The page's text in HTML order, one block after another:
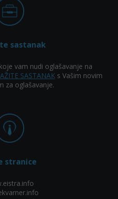
sastanak
vam nudi oglašavanje na
SASTANAKs Vašim novim
za oglašavanje.
stranice